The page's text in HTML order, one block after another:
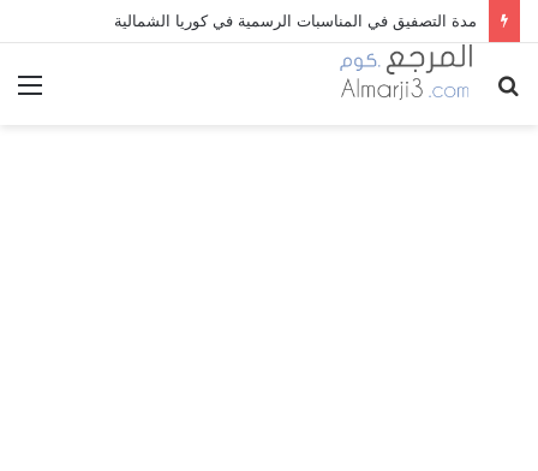
مدة التصفيق في المناسبات الرسمية في كوريا الشمالية
بحث